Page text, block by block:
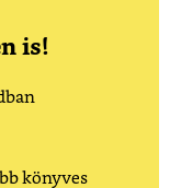
is!
könyves